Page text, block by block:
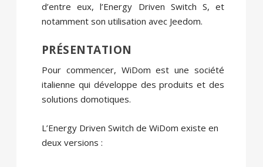
d’entre eux, l’Energy Driven Switch S, et
notamment son utilisation avec Jeedom.
PRÉSENTATION
Pour commencer, WiDom est une société
italienne qui développe des produits et des
solutions domotiques.
L’Energy Driven Switch de WiDom existe en
deux versions :